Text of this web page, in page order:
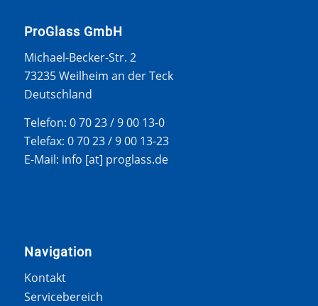
ProGlass GmbH
Michael-Becker-Str. 2
73235 Weilheim an der Teck
Deutschland
Telefon: 0 70 23 / 9 00 13-0
Telefax: 0 70 23 / 9 00 13-23
E-Mail: info [at] proglass.de
Navigation
Kontakt
Servicebereich